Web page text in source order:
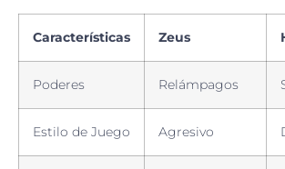
Características Zeus
Poderes Relámpagos
Estilo de Juego Agresivo